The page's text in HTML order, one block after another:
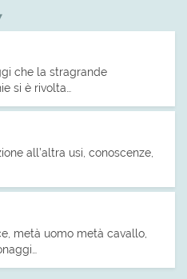
che la stragrande
si è rivolta…
all’altra usi, conoscenze,
metà uomo metà cavallo,